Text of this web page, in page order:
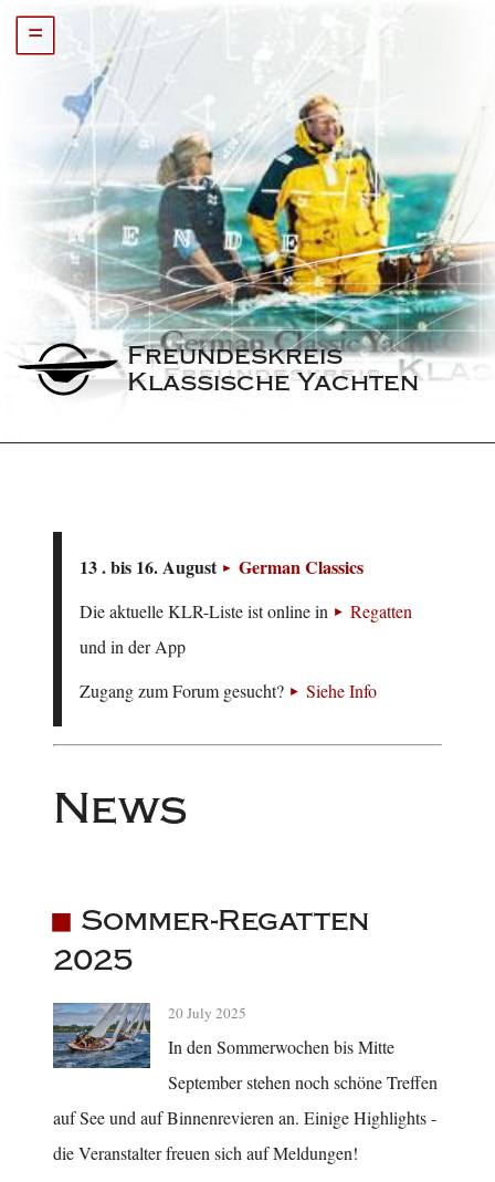
=
Freundeskreis
Klassische Yachten
13 . bis 16. August German Classics
Die aktuelle KLR-Liste ist online in
Regatten
und in der App
Zugang zum Forum gesucht?
Siehe Info
News
Sommer-Regatten
2025
20 July 2025
In den Sommerwochen bis Mitte
September stehen noch schöne Treffen
auf See und auf Binnenrevieren an. Einige Highlights -
die Veranstalter freuen sich auf Meldungen!